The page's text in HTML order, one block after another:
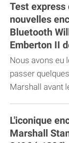
Test express
nouvelles
Bluetooth
Emberton II
Marshall
Nous avons eu
passer
Marshall avant
L'iconique
Marshall